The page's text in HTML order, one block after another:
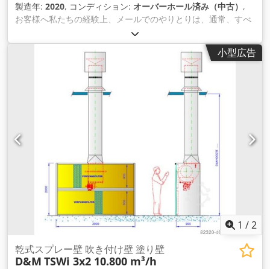
製造年: 2020, コンディション: オーバーホール済み（中古） ,
お客様へ私たちの経験上、メールでのやりとりは、通常、すべ
てのことを不必要に引き延ばしてしまうことがわかっていま
す。 お客様のお役に立てればと思いますが、3日もメールをや
り取りするよりも、3分程度の電話でのやり取りの方が良いと
思います。 東証20.20 乾式スプラッシュウォール 寸法2000 x
2000 mm 幅 x 高さ 扇風機は壁の上に設置 高さの+ファン 空気
容量：7,200 m³ / h モーター0.75kW防爆(ATEX) Dcodpfsfv
Hiqex Akiok 排気管。500 Ø mm 深さ：900mm パイプライン
は3-4メートルの全長を超えてはなりません。 二重ろ過: ペーパ
ー フィルター + ペイントストップフィルターマットオーバー
ターミナルストリップ（+150,- EURネット オプション/追加価
格のための。 ペイントストップフィルターマット端子帯.150,-
EURの純 ヒンジ付きサイドバッフルプレート: 590,- EUR net
写真は異なる場合があります。 我々はまた、供給空気システ
ム、熱交換器、供給空気の天井、配管などを備えた完全な噴霧
室を提供することができます。 お問い合わせください。
小型広告
1 /2
乾式スプレー壁 吹き付け壁 塗り壁
D&M TSWi 3x2 10.800 m³/h